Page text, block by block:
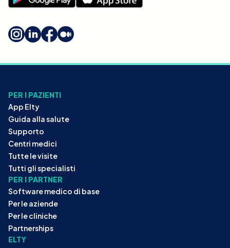
PER I PAZIENTI
App Elty
Guida alla salute
Supporto
Centri medici
Tutte le visite
Tutti gli specialisti
PER I PARTNER
Software medico di base
Per le aziende
Per le cliniche
Partnerships
ELTY